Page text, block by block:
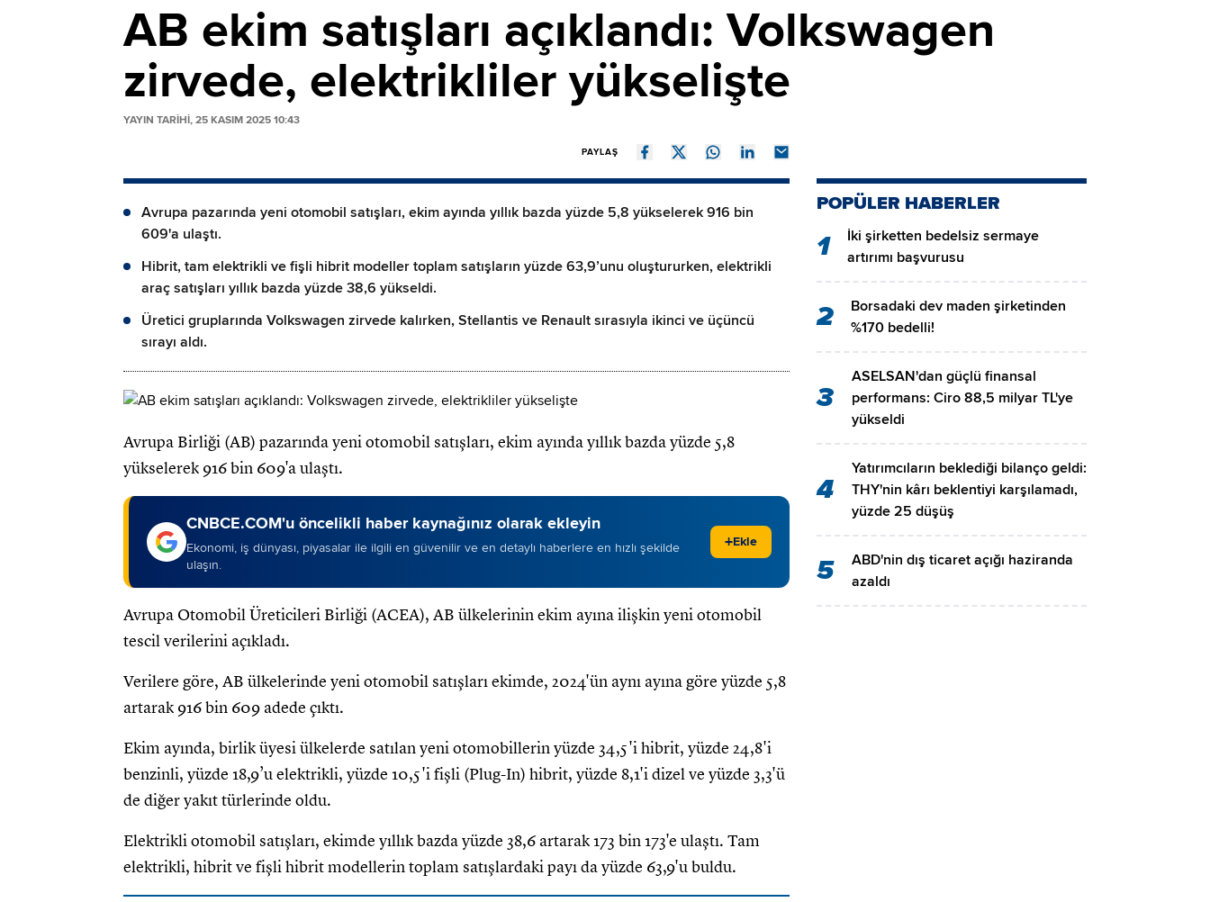
AB ekim satışları açıklandı: Volkswagen
zirvede, elektrikliler yükselişte
YAYIN TARİHİ, 25 KASIM 2025 10:43
PAYLAŞ
Avrupa pazarında yeni otomobil satışları, ekim ayında yıllık bazda yüzde 5,8 yükselerek 916 bin
609'a ulaştı.
Hibrit, tam elektrikli ve fişli hibrit modeller toplam satışların yüzde 63,9’unu oluştururken, elektrikli
araç satışları yıllık bazda yüzde 38,6 yükseldi.
Üretici gruplarında Volkswagen zirvede kalırken, Stellantis ve Renault sırasıyla ikinci ve üçüncü
sırayı aldı.
Avrupa Birliği (AB) pazarında yeni otomobil satışları, ekim ayında yıllık bazda yüzde 5,8
yükselerek 916 bin 609'a ulaştı.
CNBCE.COM'u öncelikli haber kaynağınız olarak ekleyin
Ekonomi, iş dünyası, piyasalar ile ilgili en güvenilir ve en detaylı haberlere en hızlı şekilde
ulaşın.
+Ekle
Avrupa Otomobil Üreticileri Birliği (ACEA), AB ülkelerinin ekim ayına ilişkin yeni otomobil
tescil verilerini açıkladı.
Verilere göre, AB ülkelerinde yeni otomobil satışları ekimde, 2024'ün aynı ayına göre yüzde 5,8
artarak 916 bin 609 adede çıktı.
Ekim ayında, birlik üyesi ülkelerde satılan yeni otomobillerin yüzde 34,5'i hibrit, yüzde 24,8'i
benzinli, yüzde 18,9’u elektrikli, yüzde 10,5'i fişli (Plug-In) hibrit, yüzde 8,1'i dizel ve yüzde 3,3'ü
de diğer yakıt türlerinde oldu.
Elektrikli otomobil satışları, ekimde yıllık bazda yüzde 38,6 artarak 173 bin 173'e ulaştı. Tam
elektrikli, hibrit ve fişli hibrit modellerin toplam satışlardaki payı da yüzde 63,9'u buldu.
POPÜLER HABERLER
1
İki şirketten bedelsiz sermaye
artırımı başvurusu
2
Borsadaki dev maden şirketinden
%170 bedelli!
3
ASELSAN'dan güçlü finansal
performans: Ciro 88,5 milyar TL'ye
yükseldi
4
Yatırımcıların beklediği bilanço geldi:
THY'nin kârı beklentiyi karşılamadı,
yüzde 25 düşüş
5
ABD'nin dış ticaret açığı haziranda
azaldı